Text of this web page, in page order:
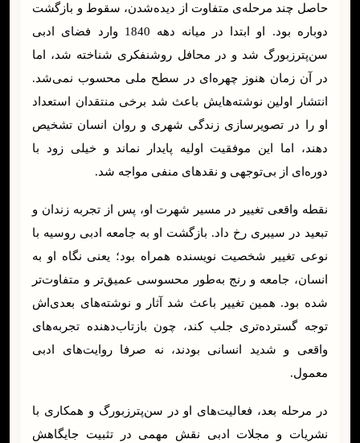
حاصل چند مرحله‌ی متفاوت از دیده‌شدن، سقوط و بازگشت
دوباره بود. او ابتدا در میانه دهه 1840 وارد فضای ادبی
سن‌پترزبورگ شد و در محافل روشنفکری شناخته شد، اما
در آن زمان هنوز چهره‌ای در سطح ملی محسوب نمی‌شد.
انتشار اولین نوشته‌هایش باعث شد برخی منتقدان استعداد
او را در تصویرسازی زندگی شهری و روان انسان تشخیص
دهند، اما این موفقیت اولیه پایدار نماند و خیلی زود با
دوره‌ای از بی‌توجهی و نقدهای منفی مواجه شد.
نقطه واقعی تغییر در مسیر شهرت او، پس از تجربه زندان و
تبعید در سیبری رخ داد. بازگشت او به جامعه ادبی روسیه با
نوعی تغییر شخصیت نویسنده همراه بود؛ یعنی نگاه او به
انسان، جامعه و رنج به‌طور محسوسی عمیق‌تر و متفاوت‌تر
شده بود. همین تغییر باعث شد آثار و نوشته‌های بعدی‌اش
توجه گسترده‌تری جلب کند، چون بازتاب‌دهنده تجربه‌های
واقعی و شدید انسانی بودند، نه صرفا روایت‌های ادبی
معمول.
در مرحله بعد، فعالیت‌های او در سن‌پترزبورگ و همکاری با
نشریات و مجلات ادبی نقش مهمی در تثبیت جایگاهش